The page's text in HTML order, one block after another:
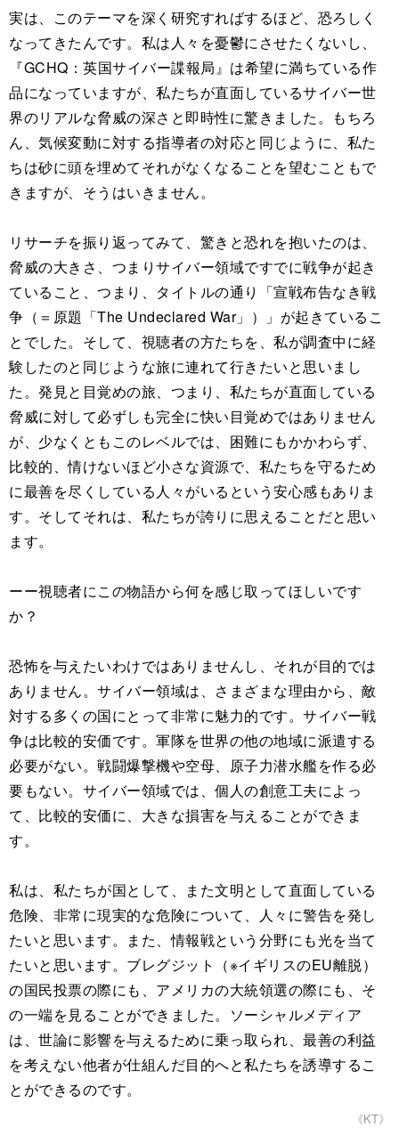
実は、このテーマを深く研究すればするほど、恐ろしく
なってきたんです。私は人々を憂鬱にさせたくないし、
『GCHQ：英国サイバー諜報局』は希望に満ちている作
品になっていますが、私たちが直面しているサイバー世
界のリアルな脅威の深さと即時性に驚きました。もちろ
ん、気候変動に対する指導者の対応と同じように、私た
ちは砂に頭を埋めてそれがなくなることを望むこともで
きますが、そうはいきません。
リサーチを振り返ってみて、驚きと恐れを抱いたのは、
脅威の大きさ、つまりサイバー領域ですでに戦争が起き
ていること、つまり、タイトルの通り「宣戦布告なき戦
争（＝原題「The Undeclared War」）」が起きているこ
とでした。そして、視聴者の方たちを、私が調査中に経
験したのと同じような旅に連れて行きたいと思いまし
た。発見と目覚めの旅、つまり、私たちが直面している
脅威に対して必ずしも完全に快い目覚めではありません
が、少なくともこのレベルでは、困難にもかかわらず、
比較的、情けないほど小さな資源で、私たちを守るため
に最善を尽くしている人々がいるという安心感もありま
す。そしてそれは、私たちが誇りに思えることだと思い
ます。
ーー視聴者にこの物語から何を感じ取ってほしいです
か？
恐怖を与えたいわけではありませんし、それが目的では
ありません。サイバー領域は、さまざまな理由から、敵
対する多くの国にとって非常に魅力的です。サイバー戦
争は比較的安価です。軍隊を世界の他の地域に派遣する
必要がない。戦闘爆撃機や空母、原子力潜水艦を作る必
要もない。サイバー領域では、個人の創意工夫によっ
て、比較的安価に、大きな損害を与えることができま
す。
私は、私たちが国として、また文明として直面している
危険、非常に現実的な危険について、人々に警告を発し
たいと思います。また、情報戦という分野にも光を当て
たいと思います。ブレグジット（※イギリスのEU離脱）
の国民投票の際にも、アメリカの大統領選の際にも、そ
の一端を見ることができました。ソーシャルメディア
は、世論に影響を与えるために乗っ取られ、最善の利益
を考えない他者が仕組んだ目的へと私たちを誘導するこ
とができるのです。
《KT》